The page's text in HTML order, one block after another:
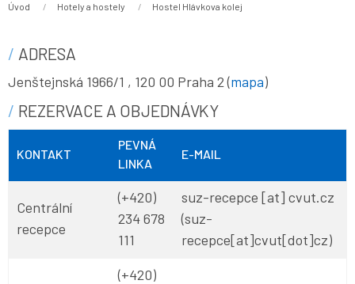
Drobečková navigace
Úvod Hotely a hostely Current:
Hostel Hlávkova kolej
ADRESA
Jenštejnská 1966/1 , 120 00 Praha 2 (mapa)
REZERVACE A OBJEDNÁVKY
KONTAKT
PEVNÁ
LINKA
E-MAIL
Centrální
recepce
(+420)
234 678
111
suz-recepce [at] cvut.cz
(suz-
recepce[at]cvut[dot]cz)
(+420)